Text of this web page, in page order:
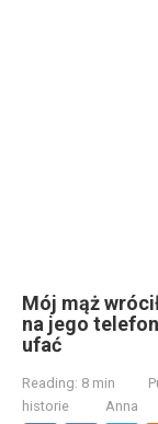
Mój mąż
na jego
ufać
Reading: 8 min
historie
Anna